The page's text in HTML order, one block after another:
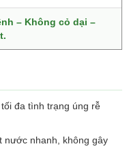
– Không cỏ dại –
đa tình trạng úng rễ
nước nhanh, không gây